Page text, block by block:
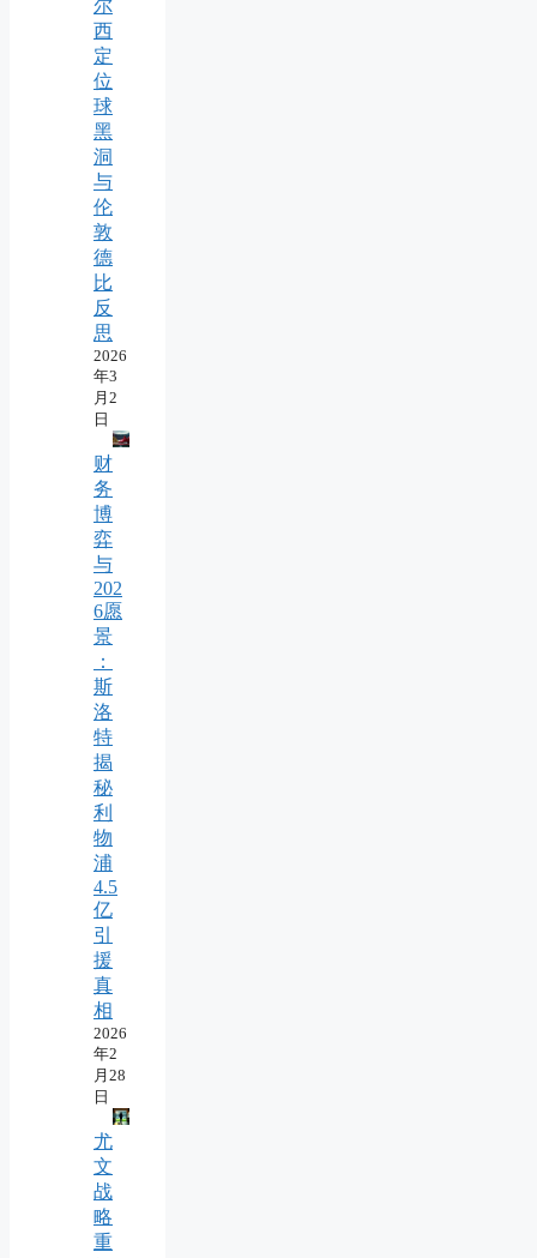
尔
西
定
位
球
黑
洞
与
伦
敦
德
比
反
思
2026
年3
月2
日
财
务
博
弈
与
202
6愿
景
：
斯
洛
特
揭
秘
利
物
浦
4.5
亿
引
援
真
相
2026
年2
月28
日
尤
文
战
略
重